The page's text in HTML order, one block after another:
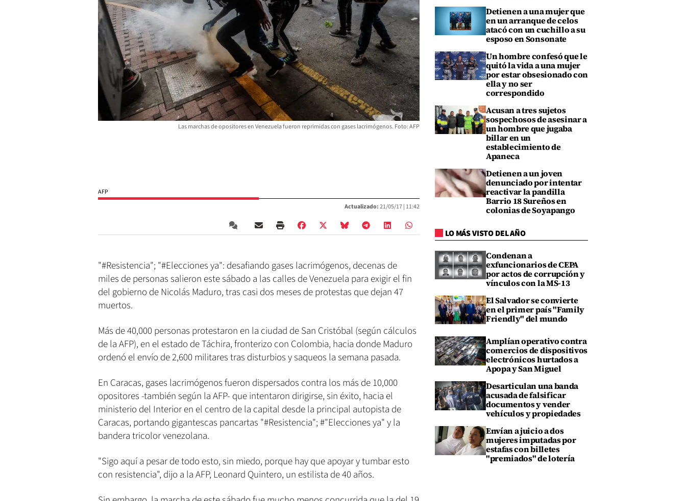
Las marchas de opositores en Venezuela fueron reprimidas con gases lacrimógenos. Foto: AFP
AFP
Actualizado:21/05/17 | 11:42
"#Resistencia"; "#Elecciones ya": desafiando gases lacrimógenos, decenas de
miles de personas salieron este sábado a las calles de Venezuela para exigir el fin
del gobierno de Nicolás Maduro, tras casi dos meses de protestas que dejan 47
muertos.
Más de 40,000 personas protestaron en la ciudad de San Cristóbal (según cálculos
de la AFP), en el estado de Táchira, fronterizo con Colombia, hacia donde Maduro
ordenó el envío de 2,600 militares tras disturbios y saqueos la semana pasada.
En Caracas, gases lacrimógenos fueron dispersados contra los más de 10,000
opositores -también según la AFP- que intentaron dirigirse, sin éxito, hacia el
ministerio del Interior en el centro de la capital desde la principal autopista de
Caracas, portando gigantescas pancartas "#Resistencia"; #"Elecciones ya" y la
bandera tricolor venezolana.
"Sigo aquí a pesar de todo esto, sin miedo, porque hay que apoyar y tumbar esto
con resistencia", dijo a la AFP, Leonard Quintero, un estilista de 40 años.
Detienen a una mujer que
en un arranque de celos
atacó con un cuchillo a su
esposo en Sonsonate
Un hombre confesó que le
quitó la vida a una mujer
por estar obsesionado con
ella y no ser
correspondido
Acusan a tres sujetos
sospechosos de asesinar a
un hombre que jugaba
billar en un
establecimiento de
Apaneca
Detienen a un joven
denunciado por intentar
reactivar la pandilla
Barrio 18 Sureños en
colonias de Soyapango
LO MÁS VISTO DEL AÑO
Condenan a
exfuncionarios de CEPA
por actos de corrupción y
vínculos con la MS-13
El Salvador se convierte
en el primer país "Family
Friendly" del mundo
Amplían operativo contra
comercios de dispositivos
electrónicos hurtados a
Apopa y San Miguel
Desarticulan una banda
acusada de falsificar
documentos y vender
vehículos y propiedades
Envían a juicio a dos
mujeres imputadas por
estafas con billetes
"premiados" de lotería